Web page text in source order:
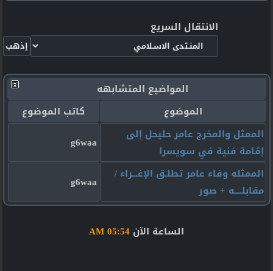
الانتقال السريع
المواضيع المتشابهه
الموضوع
كاتب الموضوع
الممثل والمخرج عامر حليحل إلى
إقامة فنية في سويسرا
g6waa
الممثله وفاء عامر تطلـق الإغـــراء /
مقابلــــه + صور
g6waa
الساعة الآن 05:54 AM